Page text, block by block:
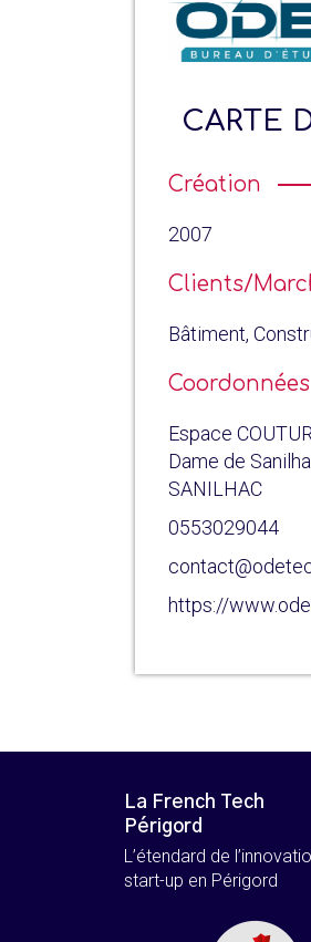
CARTE
Création
2007
Clients/
Bâtiment,
Coordonnées
Espace
Dame de
SANILHAC
0553029044
https://
La French Tech
Périgord
L’étendard de
start-up en Périgord